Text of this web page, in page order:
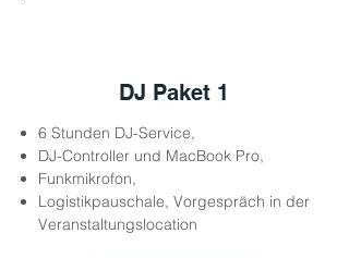
DJ Paket 1
6 Stunden DJ-Service,
DJ-Controller und MacBook Pro,
Funkmikrofon,
Logistikpauschale, Vorgespräch in der
Veranstaltungslocation